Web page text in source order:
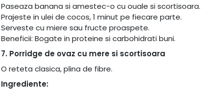
Paseaza banana si amestec-o cu ouale si scortisoara.
Prajeste in ulei de cocos, 1 minut pe fiecare parte.
Serveste cu miere sau fructe proaspete.
Beneficii: Bogate in proteine si carbohidrati buni.
7. Porridge de ovaz cu mere si scortisoara
O reteta clasica, plina de fibre.
Ingrediente: